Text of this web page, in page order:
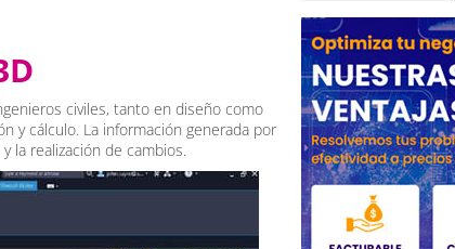
civiles, tanto en diseño como
y cálculo. La información generada por
la realización de cambios.